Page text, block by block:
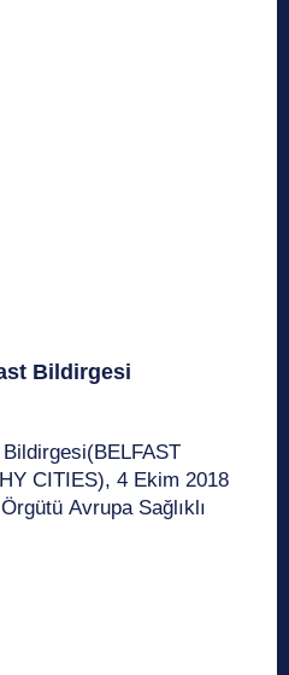
Bildirgesi
CITIES), 4 Ekim 2018
Avrupa Sağlıklı